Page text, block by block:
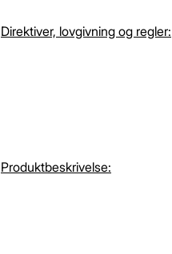
Direktiver, lovgivning og regler:
Produktbeskrivelse: